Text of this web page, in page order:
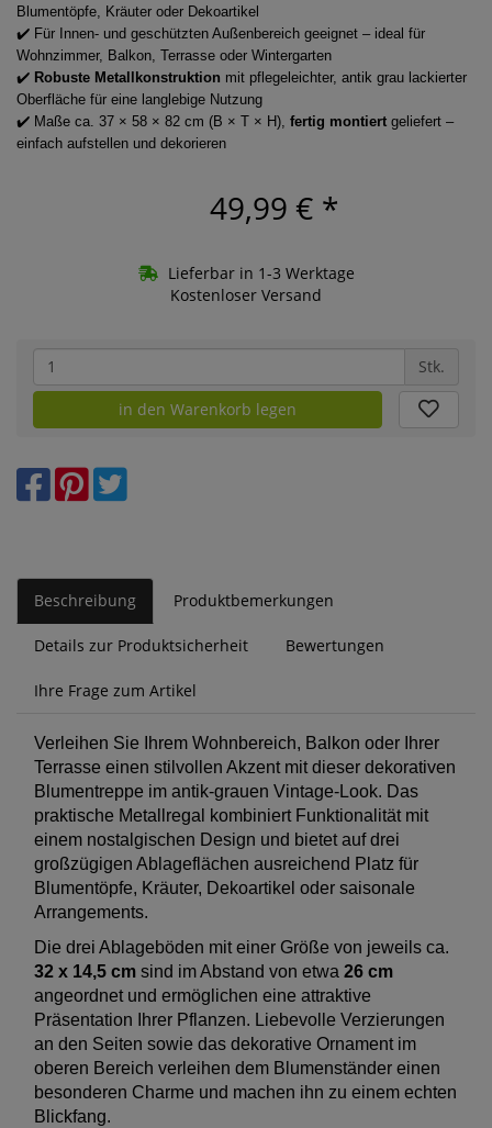
Blumentöpfe, Kräuter oder Dekoartikel
✔️ Für Innen- und geschützten Außenbereich geeignet – ideal für
Wohnzimmer, Balkon, Terrasse oder Wintergarten
✔️ Robuste Metallkonstruktion mit pflegeleichter, antik grau lackierter
Oberfläche für eine langlebige Nutzung
✔️ Maße ca. 37 × 58 × 82 cm (B × T × H), fertig montiert geliefert –
einfach aufstellen und dekorieren
49,99 € *
Lieferbar in 1-3 Werktage
Kostenloser Versand
Stk.
in den Warenkorb legen
Beschreibung Produktbemerkungen
Details zur Produktsicherheit Bewertungen
Ihre Frage zum Artikel
Verleihen Sie Ihrem Wohnbereich, Balkon oder Ihrer
Terrasse einen stilvollen Akzent mit dieser dekorativen
Blumentreppe im antik-grauen Vintage-Look. Das
praktische Metallregal kombiniert Funktionalität mit
einem nostalgischen Design und bietet auf drei
großzügigen Ablageflächen ausreichend Platz für
Blumentöpfe, Kräuter, Dekoartikel oder saisonale
Arrangements.
Die drei Ablageböden mit einer Größe von jeweils ca.
32 x 14,5 cm sind im Abstand von etwa 26 cm
angeordnet und ermöglichen eine attraktive
Präsentation Ihrer Pflanzen. Liebevolle Verzierungen
an den Seiten sowie das dekorative Ornament im
oberen Bereich verleihen dem Blumenständer einen
besonderen Charme und machen ihn zu einem echten
Blickfang.